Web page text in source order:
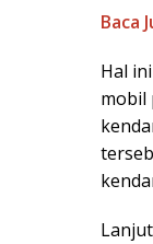
Baca
Hal
mobil